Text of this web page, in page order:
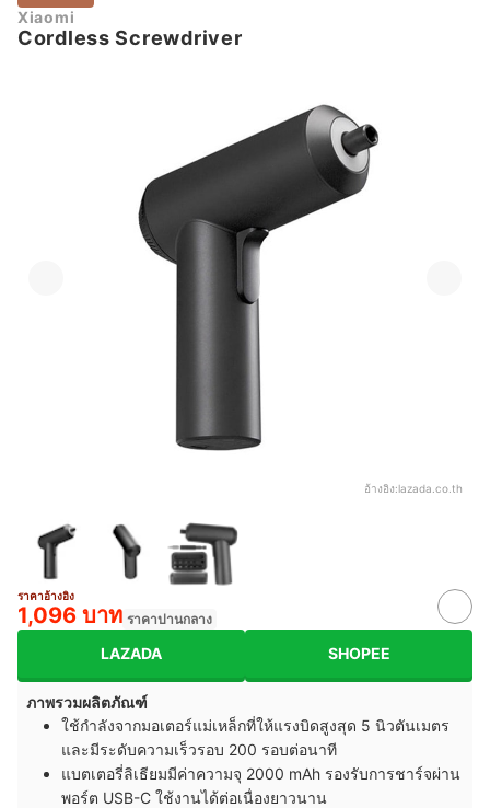
Xiaomi
Cordless Screwdriver
อ้างอิง:lazada.co.th
ราคาอ้างอิง
1,096 บาท ราคาปานกลาง
LAZADA SHOPEE
ภาพรวมผลิตภัณฑ์
ใช้กำลังจากมอเตอร์แม่เหล็กที่ให้แรงบิดสูงสุด 5 นิวตันเมตร
และมีระดับความเร็วรอบ 200 รอบต่อนาที
แบตเตอรี่ลิเธียมมีค่าความจุ 2000 mAh รองรับการชาร์จผ่าน
พอร์ต USB-C ใช้งานได้ต่อเนื่องยาวนาน